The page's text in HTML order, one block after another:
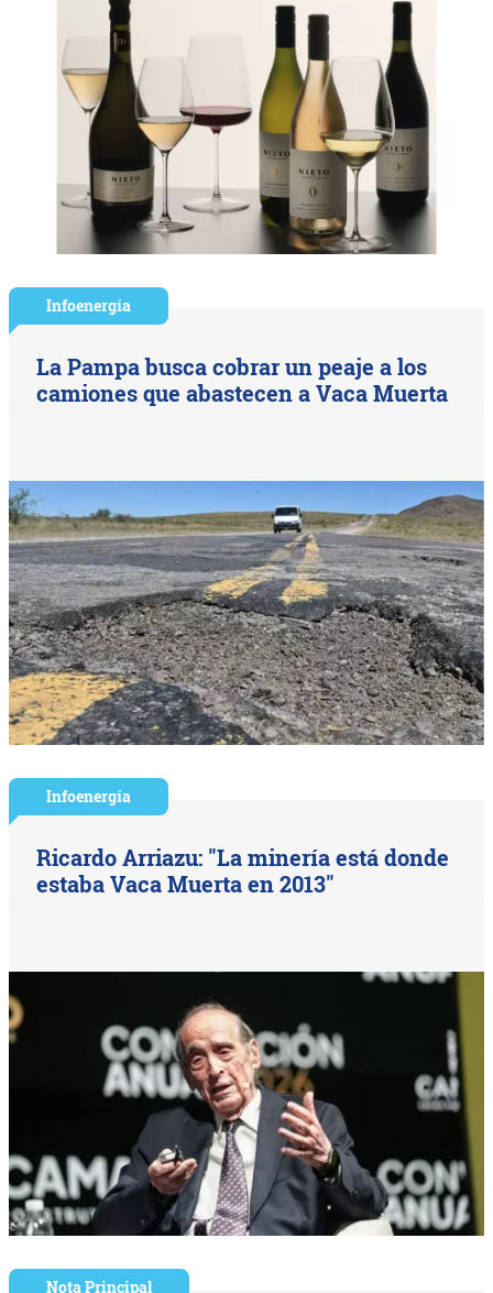
Infoenergía
La Pampa busca cobrar un peaje a los
camiones que abastecen a Vaca Muerta
Infoenergía
Ricardo Arriazu: "La minería está donde
estaba Vaca Muerta en 2013"
Nota Principal